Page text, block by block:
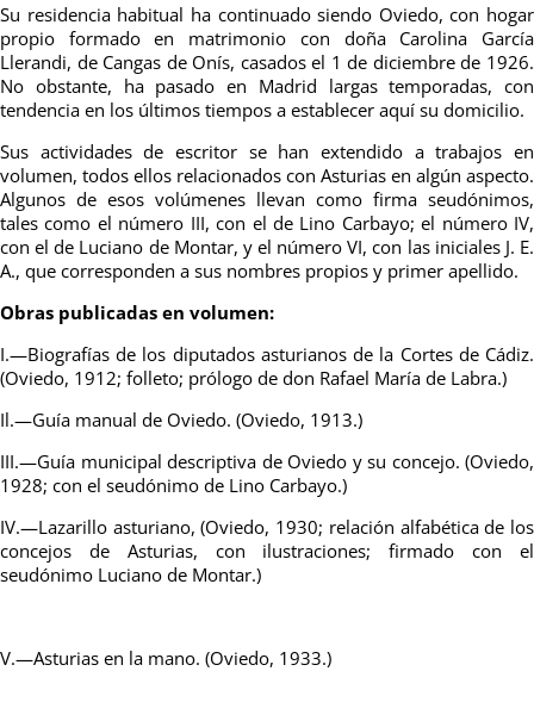
Su residencia habitual ha continuado siendo Oviedo, con hogar
propio formado en matrimonio con doña Carolina García
Llerandi, de Cangas de Onís, casados el 1 de diciembre de 1926.
No obstante, ha pasado en Madrid largas temporadas, con
tendencia en los últimos tiempos a establecer aquí su domicilio.
Sus actividades de escritor se han extendido a trabajos en
volumen, todos ellos relacionados con Asturias en algún aspecto.
Algunos de esos volúmenes llevan como firma seudónimos,
tales como el número III, con el de Lino Carbayo; el número IV,
con el de Luciano de Montar, y el número VI, con las iniciales J. E.
A., que corresponden a sus nombres propios y primer apellido.
Obras publicadas en volumen:
I.—Biografías de los diputados asturianos de la Cortes de Cádiz.
(Oviedo, 1912; folleto; prólogo de don Rafael María de Labra.)
Il.—Guía manual de Oviedo. (Oviedo, 1913.)
III.—Guía municipal descriptiva de Oviedo y su concejo. (Oviedo,
1928; con el seudónimo de Lino Carbayo.)
IV.—Lazarillo asturiano, (Oviedo, 1930; relación alfabética de los
concejos de Asturias, con ilustraciones; firmado con el
seudónimo Luciano de Montar.)
V.—Asturias en la mano. (Oviedo, 1933.)